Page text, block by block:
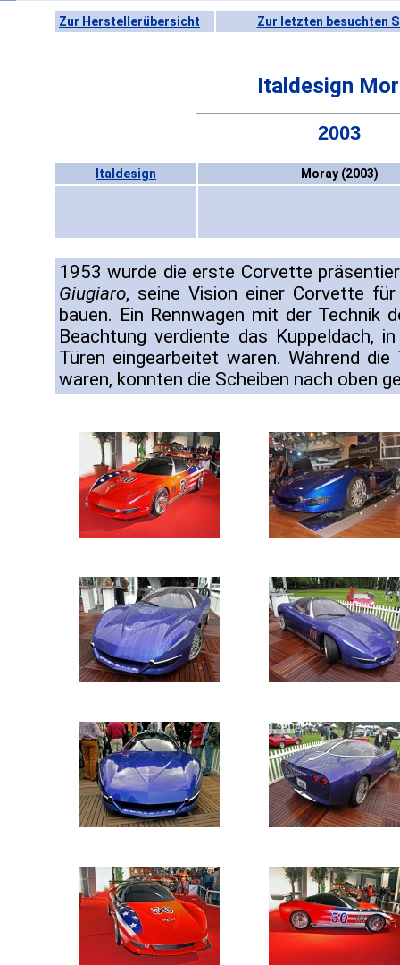
Zur Herstellerübersicht Zur letzten besuchten
Italdesign
2003
Italdesign Moray (2003)
1953 wurde die erste Corvette
Giugiaro, seine Vision einer Corvette
bauen. Ein Rennwagen mit der Technik
Beachtung verdiente das Kuppeldach,
Türen eingearbeitet waren. Während
waren, konnten die Scheiben nach oben